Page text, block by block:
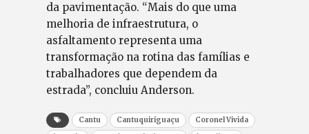
da pavimentação. “Mais do que uma
melhoria de infraestrutura, o
asfaltamento representa uma
transformação na rotina das famílias e
trabalhadores que dependem da
estrada”, concluiu Anderson.
Cantu Cantuquiriguaçu
Coronel Vivida